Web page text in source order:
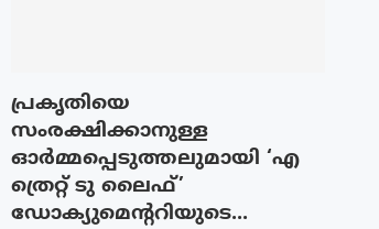
പ്രകൃതിയെ
സംരക്ഷിക്കാനുള്ള
ഓർമ്മപ്പെടുത്തലുമായി ‘എ
ത്രെറ്റ് ടു ലൈഫ്’
ഡോക്യുമെന്ററിയുടെ...